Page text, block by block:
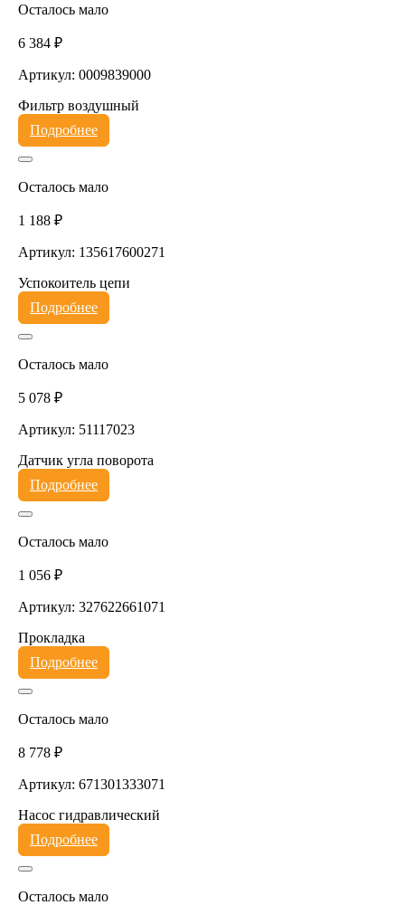
Осталось мало
6 384 ₽
Артикул: 0009839000
Фильтр воздушный
Подробнее
Осталось мало
1 188 ₽
Артикул: 135617600271
Успокоитель цепи
Подробнее
Осталось мало
5 078 ₽
Артикул: 51117023
Датчик угла поворота
Подробнее
Осталось мало
1 056 ₽
Артикул: 327622661071
Прокладка
Подробнее
Осталось мало
8 778 ₽
Артикул: 671301333071
Насос гидравлический
Подробнее
Осталось мало